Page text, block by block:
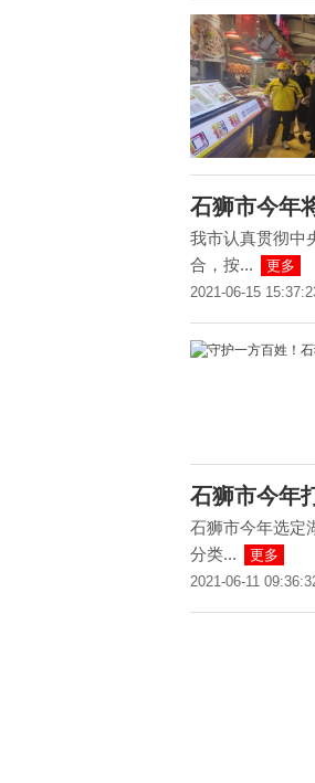
石狮市今年
我市认真贯彻中
合，按...
更多
2021-06-15
石狮市今年
石狮市今年选定
分类...
更多
2021-06-11